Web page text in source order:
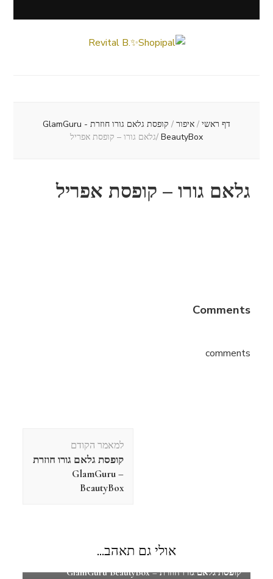
דף ראשי / איפור /
קופסת גלאם גורו חוזרת - GlamGuru
BeautyBox
/גלאם גורו – קופסת אפריל
גלאם גורו – קופסת אפריל
Comments
comments
למאמר הקודם
קופסת גלאם גורו חוזרת
– GlamGuru
BeautyBox
אולי גם תאהב...
קופסת גלאם גורו חוזרת – GlamGuru BeautyBox